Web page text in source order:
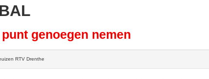
eeuwling Mieke Sijbom-Maatje
Open Dag overtuigend van Almere City
genoegen nemen
RTV Drenthe